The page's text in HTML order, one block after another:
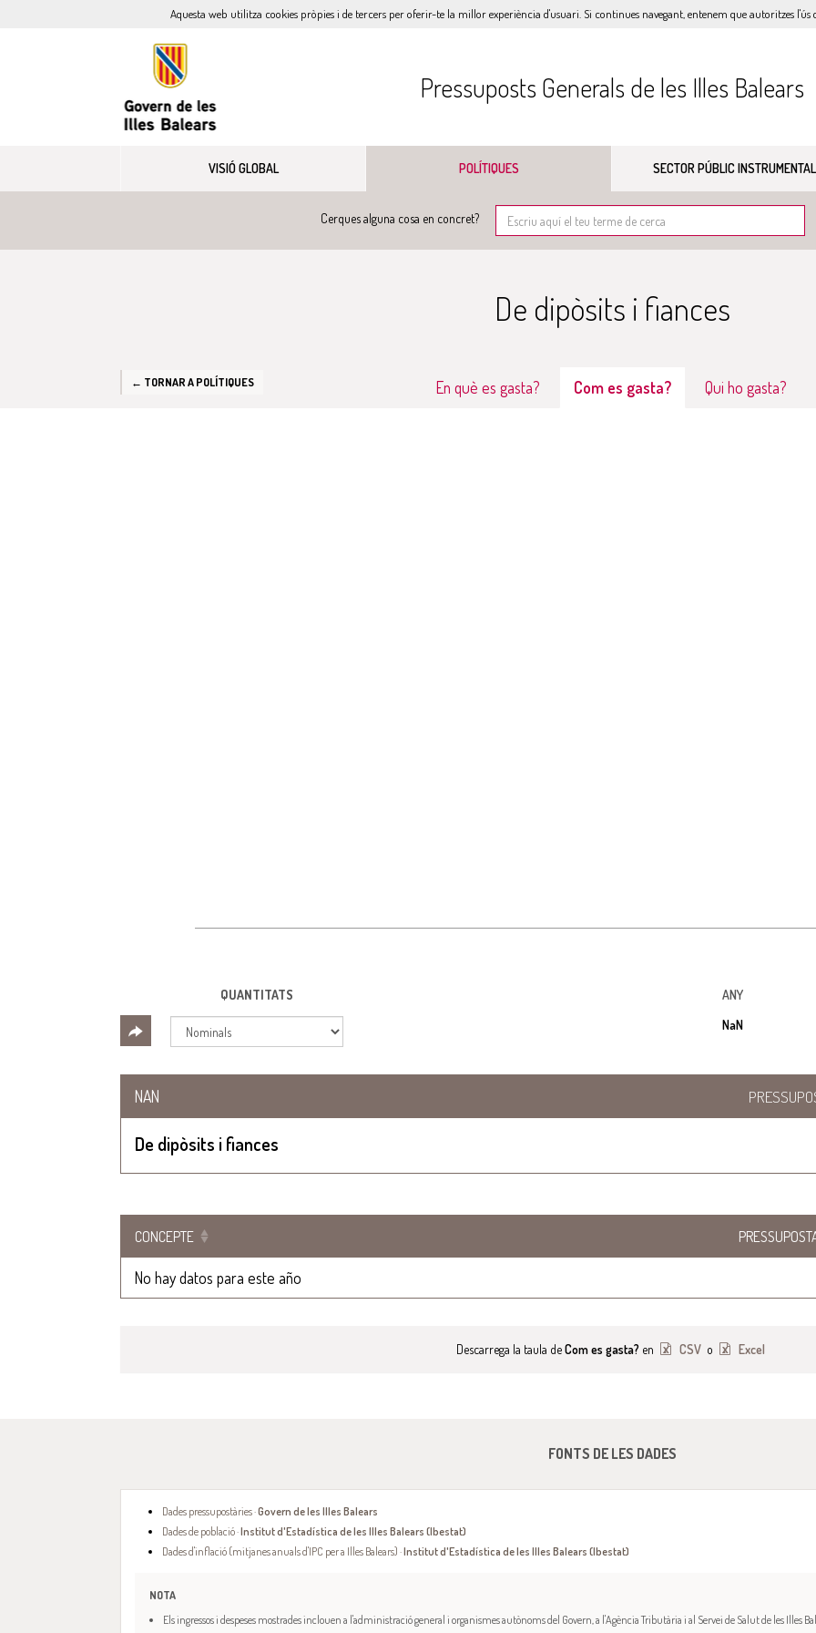
Aquesta web utilitza cookies pròpies i de tercers per oferir-te la millor experiència d'usuari. Si continues navegant, entenem que autoritzes l'ús
Pressuposts Generals de les Illes Balears
VISIÓ GLOBAL POLÍTIQUES SECTOR PÚBLIC INSTRUMENTAL
Cerques alguna cosa en concret?
← TORNAR A POLÍTIQUES
De dipòsits i fiances
En què es gasta? Com es gasta? Qui ho gasta?
QUANTITATS
ANY
NaN
NAN
De dipòsits i fiances
CONCEPTE
No hay datos para este año
Descarrega la taula deCom es gasta? en CSV o Excel
FONTS DE LES DADES
Dades pressupostàries ·Govern de les Illes Balears
Dades de població ·Institut d'Estadística de les Illes Balears (Ibestat)
Dades d'inflació (mitjanes anuals d'IPC per a Illes Balears) ·Institut d'Estadística de les Illes Balears (Ibestat)
NOTA
Els ingressos i despeses mostrades inclouen a l'administració general i organismes autònoms del Govern, a l'Agència Tributària i al Servei de Salut de les Illes